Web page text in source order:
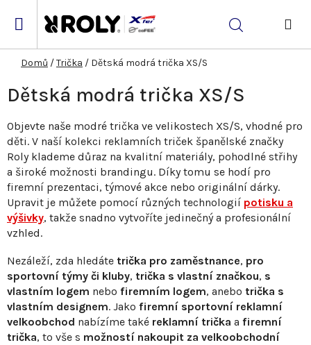
Hledat
Domů /Trička / Dětská modrá trička XS/S
Dětská modrá trička XS/S
Objevte naše modré trička ve velikostech XS/S, vhodné pro
děti. V naší kolekci reklamních triček španělské značky
Roly klademe důraz na kvalitní materiály, pohodlné střihy
a široké možnosti brandingu. Díky tomu se hodí pro
firemní prezentaci, týmové akce nebo originální dárky.
Upravit je můžete pomocí různých technologií potisku a
výšivky, takže snadno vytvoříte jedinečný a profesionální
vzhled.
Nezáleží, zda hledáte trička pro zaměstnance, pro
sportovní týmy či kluby, trička s vlastní značkou, s
vlastním logem nebo firemním logem, anebo trička s
vlastním designem. Jako firemní sportovní reklamní
velkoobchod nabízíme také reklamní trička a firemní
trička, to vše s možností nakoupit za velkoobchodní